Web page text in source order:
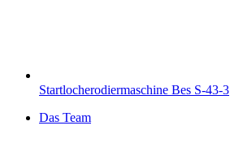
Startlocherodiermaschine Bes S-43-3
Das Team